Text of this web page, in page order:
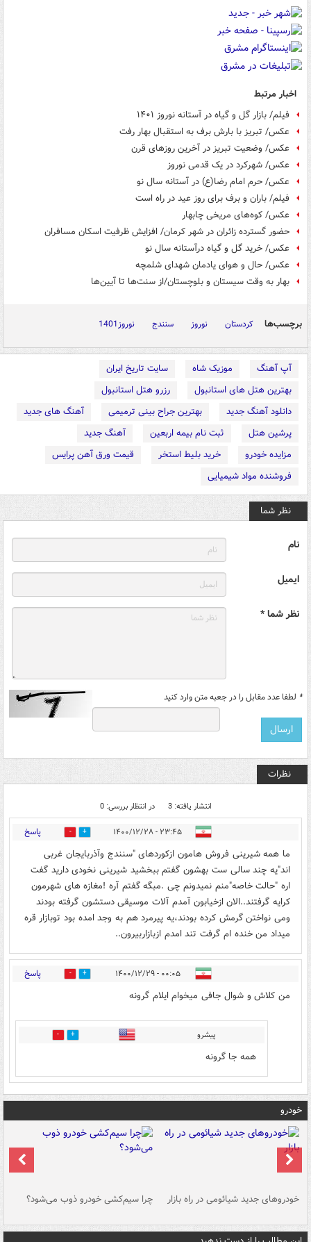
اخبار مرتبط
فیلم/ بازار گل و گیاه در آستانه نوروز ۱۴۰۱
عکس/ تبریز با بارش برف به استقبال بهار رفت
عکس/ وضعیت تبریز در آخرین روزهای قرن
عکس/ شهرکرد در یک قدمی نوروز
عکس/ حرم امام رضا(ع) در آستانه سال نو
فیلم/ باران و برف برای روز عید در راه است
عکس/ کوه‌های مریخی چابهار
حضور گسترده زائران در شهر کرمان/ افزایش ظرفیت اسکان مسافران
عکس/ خرید گل و گیاه درآستانه سال نو
عکس/ حال و هوای یادمان شهدای شلمچه
بهار به وقت سیستان و بلوچستان/از سنت‌ها تا آیین‌ها
برچسب‌ها کردستان نوروز سنندج نوروز1401
آپ آهنگ موزیک شاه
سایت تاریخ ایران
بهترین هتل های استانبول
رزرو هتل استانبول
دانلود آهنگ جدید
بهترین جراح بینی ترمیمی
آهنگ های جدید
پرشین هتل
ثبت نام بیمه اربعین
آهنگ جدید
مزایده خودرو
خرید بلیط استخر
قیمت ورق آهن پرایس
فروشنده مواد شیمیایی
نظر شما
نام
ایمیل
نظر شما *
* لطفا عدد مقابل را در جعبه متن وارد کنید
نظرات
انتشار یافته: 3 در انتظار بررسی: 0
۲۳:۴۵ - ۱۴۰۰/۱۲/۲۸ 4 پاسخ
ما همه شیرینی فروش هامون ازکوردهای "سنندج وآذربایجان غربی
اند"یه چند سالی ست بهشون گفتم ببخشید شیرینی نخودی دارید گفت
اره "حالت خاصه"منم نمیدونم چی .مبگه گفتم آره !مغازه های شهرمون
کرایه گرفتند..الان ازخیابون آمدم آلات موسیقی دستشون گرفته بودند
ومی نواختن گرمش کرده بودند،یه پیرمرد هم به وجد امده بود توبازار قره
میداد من خنده ام گرفت تند امدم ازبازاربیرون..
۰۰:۰۵ - ۱۴۰۰/۱۲/۲۹ 0 پاسخ
من کلاش و شوال جافی میخوام ایلام گرونه
پیشرو 0
همه جا گرونه
خودرو
خودروهای جدید شیائومی در راه بازار چرا سیم‌کشی خودرو ذوب می‌شود؟